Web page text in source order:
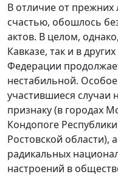
В отличие от прежних
счастью, обошлось
актов. В целом,
Кавказе, так и в
Федерации
нестабильной.
участившиеся случаи
признаку (в городах
Кондопоге
Ростовской области),
радикальных
настроений в